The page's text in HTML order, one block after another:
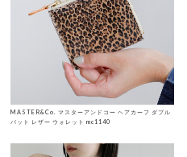
MASTER&Co. マスターアンドコー ヘアカーフ ダブル
バット レザー ウォレット mc1140